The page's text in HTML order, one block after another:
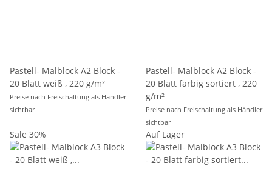
Pastell- Malblock A2 Block -
20 Blatt weiß , 220 g/m²
Preise nach Freischaltung als Händler
sichtbar
Pastell- Malblock A2 Block -
20 Blatt farbig sortiert , 220
g/m²
Preise nach Freischaltung als Händler
sichtbar
Sale 30% Auf Lager